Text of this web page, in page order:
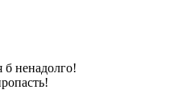
б ненадолго!